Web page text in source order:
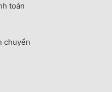
toán
chuyển